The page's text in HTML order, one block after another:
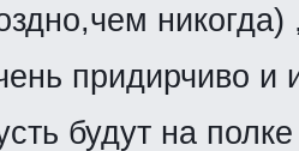
придирчиво и
будут на